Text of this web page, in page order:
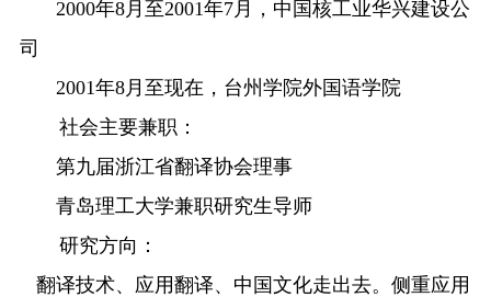
2000年8月至2001年7月，中国核工业华兴建设公
司
2001年8月至现在，台州学院外国语学院
社会主要兼职：
第九届浙江省翻译协会理事
青岛理工大学兼职研究生导师
研究方向：
翻译技术、应用翻译、中国文化走出去。侧重应用